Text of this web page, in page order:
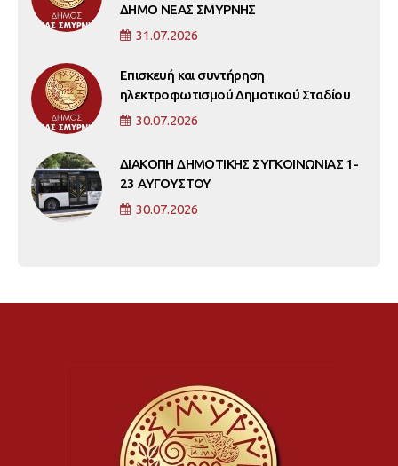
ΔΗΜΟ ΝΕΑΣ ΣΜΥΡΝΗΣ
31.07.2026
Επισκευή και συντήρηση
ηλεκτροφωτισμού Δημοτικού Σταδίου
30.07.2026
ΔΙΑΚΟΠΗ ΔΗΜΟΤΙΚΗΣ ΣΥΓΚΟΙΝΩΝΙΑΣ 1-
23 ΑΥΓΟΥΣΤΟΥ
30.07.2026